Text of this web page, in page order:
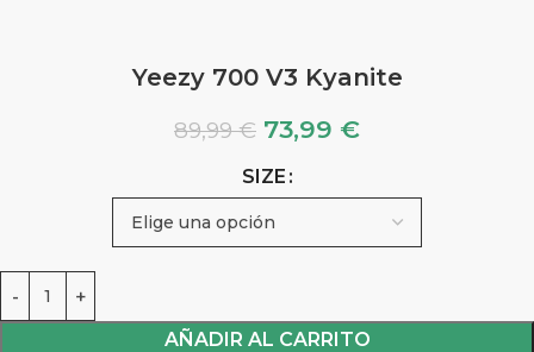
Yeezy 700 V3 Kyanite
89,99€ 73,99 €
SIZE
AÑADIR AL CARRITO